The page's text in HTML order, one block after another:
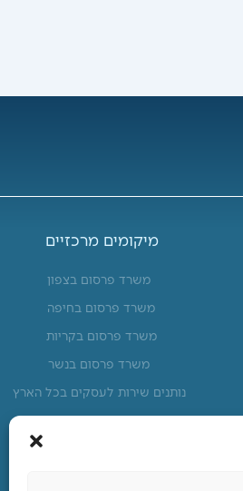
מיקומים מרכזיים
משרד פרסום בצפון
משרד פרסום בחיפה
משרד פרסום בקריות
משרד פרסום בנשר
נותנים שירות לעסקים בכל הארץ